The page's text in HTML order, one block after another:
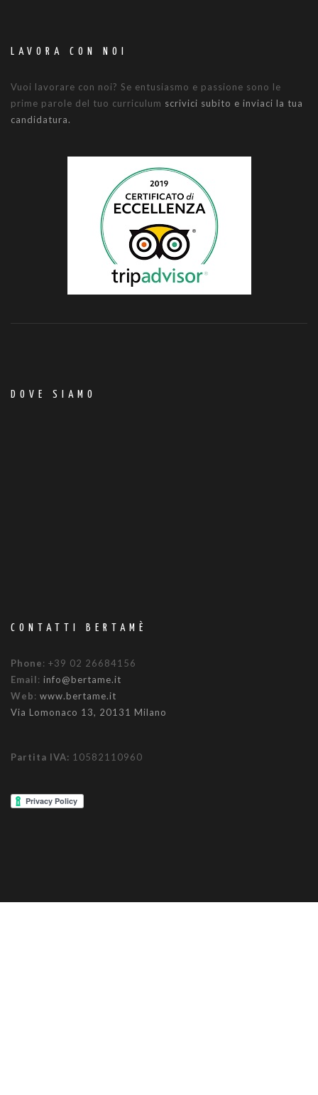
LAVORA CON NOI
Vuoi lavorare con noi? Se entusiasmo e passione sono le
prime parole del tuo curriculum scrivici subito e inviaci la tua
candidatura.
DOVE SIAMO
CONTATTI BERTAMÈ
Phone: +39 02 26684156
Email: info@bertame.it
Web: www.bertame.it
Via Lomonaco 13, 20131 Milano
Partita IVA: 10582110960